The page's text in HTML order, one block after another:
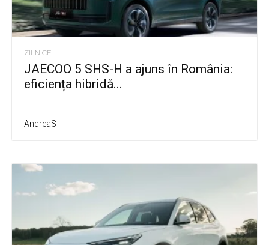
ZILNICE
JAECOO 5 SHS-H a ajuns în România:
eficiența hibridă...
AndreaS